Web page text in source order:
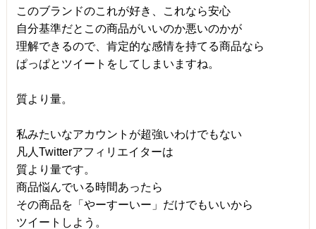
このブランドのこれが好き、これなら安心
自分基準だとこの商品がいいのか悪いのかが
理解できるので、肯定的な感情を持てる商品なら
ぱっぱとツイートをしてしまいますね。
質より量。
私みたいなアカウントが超強いわけでもない
凡人Twitterアフィリエイターは
質より量です。
商品悩んでいる時間あったら
その商品を「やーすーいー」だけでもいいから
ツイートしよう。